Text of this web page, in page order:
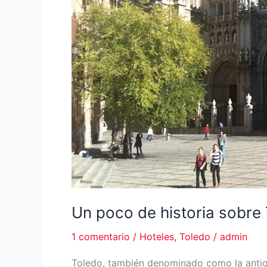
Un poco de historia
1 comentario / Hoteles, Toledo / admin
Toledo, también denominado como la